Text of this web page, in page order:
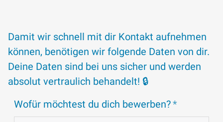
Damit wir schnell mit dir Kontakt aufnehmen
können, benötigen wir folgende Daten von dir.
Deine Daten sind bei uns sicher und werden
absolut vertraulich behandelt! 🔒
Wofür möchtest du dich bewerben?